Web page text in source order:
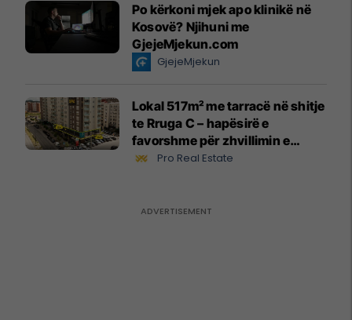
Po kërkoni mjek apo klinikë në
Kosovë? Njihuni me
GjejeMjekun.com
GjejeMjekun
Lokal 517m² me tarracë në shitje
te Rruga C – hapësirë e
favorshme për zhvillimin e
biznesit #15796
Pro Real Estate